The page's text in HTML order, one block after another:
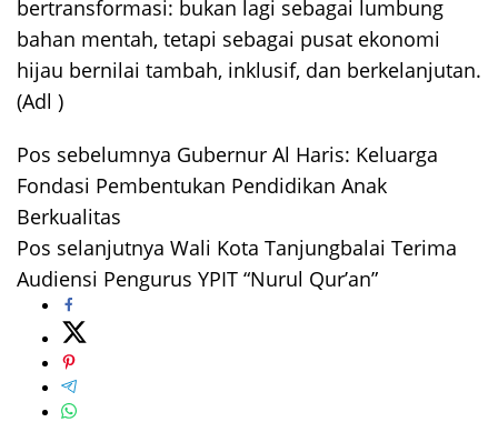
bertransformasi: bukan lagi sebagai lumbung
bahan mentah, tetapi sebagai pusat ekonomi
hijau bernilai tambah, inklusif, dan berkelanjutan.
(Adl )
Navigasi
pos
Pos sebelumnya Gubernur Al Haris: Keluarga
Fondasi Pembentukan Pendidikan Anak
Berkualitas
Pos selanjutnya Wali Kota Tanjungbalai Terima
Audiensi Pengurus YPIT “Nurul Qur’an”